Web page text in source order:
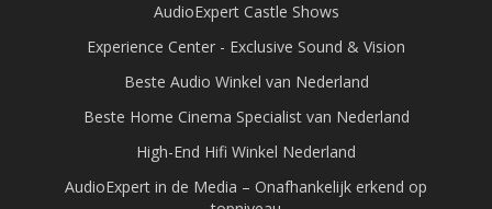
AudioExpert Castle Shows
Experience Center - Exclusive Sound & Vision
Beste Audio Winkel van Nederland
Beste Home Cinema Specialist van Nederland
High-End Hifi Winkel Nederland
AudioExpert in de Media – Onafhankelijk erkend op